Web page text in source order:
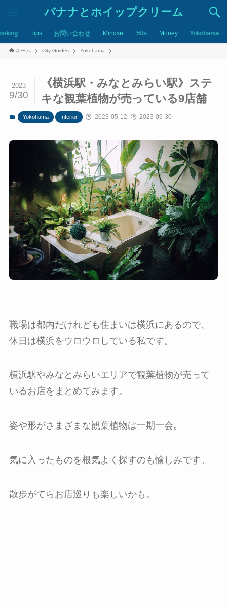
バナナとホイップクリーム
Tips お問い合わせ Mindset 50s Money Yokohama
ホーム City Guides Yokohama
《横浜駅・みなとみらい駅》ステ
キな観葉植物が売っている9店舗
2023
9/30
Yokohama Interior 2023-05-12 2023-09-30
職場は都内だけれども住まいは横浜にあるので、
休日は横浜をウロウロしている私です。
横浜駅やみなとみらいエリアで観葉植物が売って
いるお店をまとめてみます。
姿や形がさまざまな観葉植物は一期一会。
気に入ったものを根気よく探すのも愉しみです。
散歩がてらお店巡りも楽しいかも。